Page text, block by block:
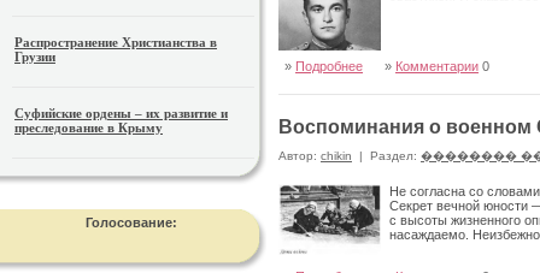
Распространение Христианства в
Грузии
Суфийские ордены – их развитие и
преследование в Крыму
Голосование:
» Подробнее » Комментарии 0
Воспоминания о военном
Автор: chikin | Раздел: ��������
Не согласна со
Секрет вечной юности
с высоты жизненного
насаждаемо.